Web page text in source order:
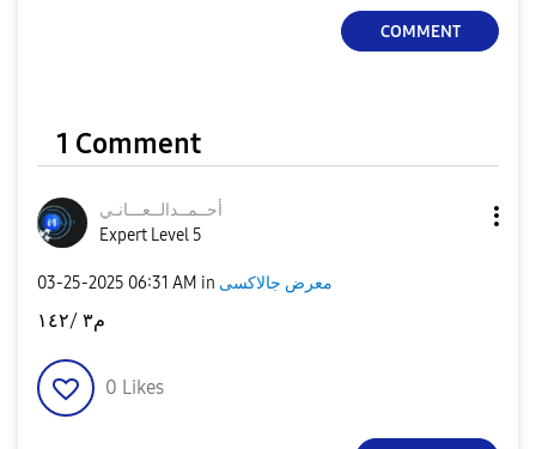
COMMENT
1 Comment
أحــمــدالــعـــانـي
Expert Level 5
‎03-25-2025 06:31 AM in معرض جالاكسى
م٣ /١٤٢
0 Likes